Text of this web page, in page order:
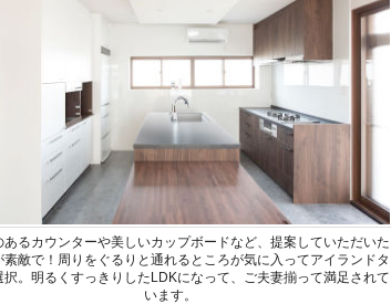
あるカウンターや美しいカップボードなど、提案していただいた
素敵で！周りをぐるりと通れるところが気に入ってアイランドタ
択。明るくすっきりしたLDKになって、ご夫妻揃って満足されて
います。